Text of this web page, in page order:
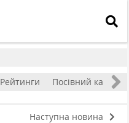
Рейтинги Посівний календар
Наступна новина